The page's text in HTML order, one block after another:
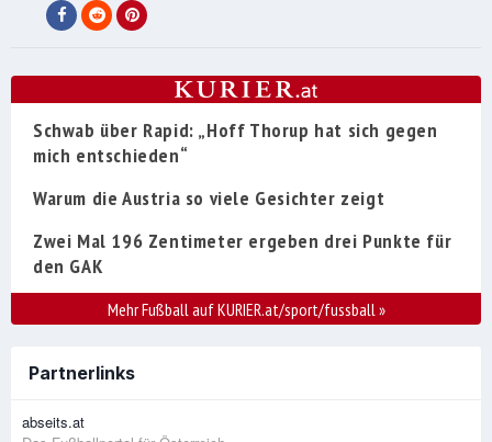
Schwab über Rapid: „Hoff Thorup hat sich gegen
mich entschieden“
Warum die Austria so viele Gesichter zeigt
Zwei Mal 196 Zentimeter ergeben drei Punkte für
den GAK
Mehr Fußball auf KURIER.at/sport/fussball»
Partnerlinks
abseits.at